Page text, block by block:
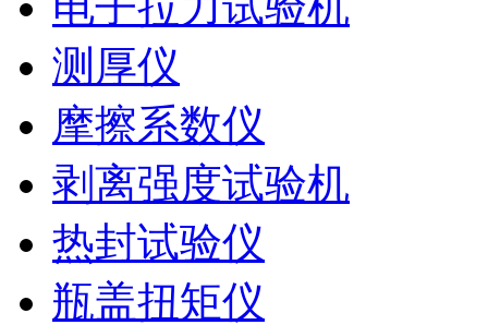
测厚仪
摩擦系数仪
剥离强度试验机
热封试验仪
瓶盖扭矩仪